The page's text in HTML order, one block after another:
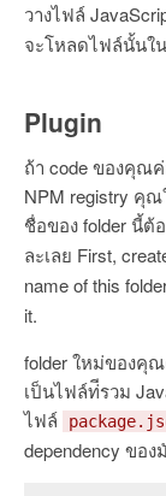
วางไฟล์
จะโหลดไฟล์นั้นใ
Plugin
ถ้า code ของคุณ
NPM registry คุ
ชื่อของ folder นี้ต้
ละเลย First,
name of this
it.
folder ใหม่ของคุ
เป็นไฟล์ท่ีรวม
ไฟล์
dependency ของ